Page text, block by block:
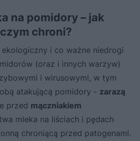
na pomidory – jak
chroni?
i co ważne niedrogi
(oraz i innych warzyw)
i wirusowymi, w tym
atakującą pomidory - zarazą
przed mączniakiem
mleka na liściach i pędach
chroniącą przed patogenami.